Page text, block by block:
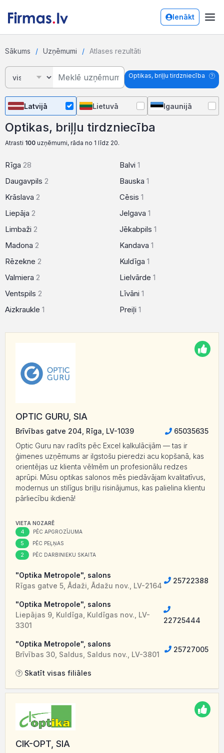
Ienākt
Sākums Uzņēmumi Atlases rezultāti
Optikas, briļļu tirdzniecība
Latvijā Lietuvā Igaunijā
Optikas, briļļu tirdzniecība
Atrasti 100 uzņēmumi, rāda no 1 līdz 20.
Rīga 28
Daugavpils 2
Krāslava 2
Liepāja 2
Limbaži 2
Madona 2
Rēzekne 2
Valmiera 2
Ventspils 2
Aizkraukle 1
Balvi 1
Bauska 1
Cēsis 1
Jelgava 1
Jēkabpils 1
Kandava 1
Kuldīga 1
Lielvārde 1
Līvāni 1
Preiļi 1
OPTIC GURU, SIA
Brīvības gatve 204, Rīga, LV-1039
65035635
Optic Guru nav radīts pēc Excel kalkulācijām — tas ir
ģimenes uzņēmums ar ilgstošu pieredzi acu kopšanā, kas
orientējas uz klienta vēlmēm un profesionālu redzes
aprūpi. Mūsu optikas salonos mēs piedāvājam kvalitatīvus,
modernus un stilīgus briļļu risinājumus, kas palielina klientu
pārliecību ikdienā!
VIETA NOZARĒ
4 PĒC APGROZĪJUMA
5 PĒC PEĻŅAS
2 PĒC DARBINIEKU SKAITA
"Optika Metropole", salons
Rīgas gatve 5, Ādaži, Ādažu nov., LV-2164
25722388
"Optika Metropole", salons
Liepājas 9, Kuldīga, Kuldīgas nov., LV-
3301
22725444
"Optika Metropole", salons
Brīvības 30, Saldus, Saldus nov., LV-3801
25727005
Skatīt visas filiāles
CIK-OPT, SIA